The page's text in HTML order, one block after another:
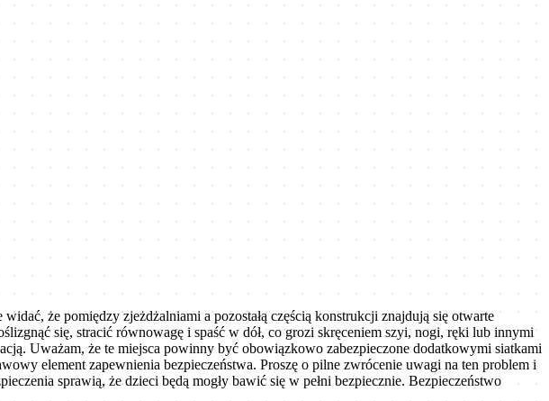
że pomiędzy zjeżdżalniami a pozostałą częścią konstrukcji znajdują się otwarte
się, stracić równowagę i spaść w dół, co grozi skręceniem szyi, nogi, ręki lub innymi
Uważam, że te miejsca powinny być obowiązkowo zabezpieczone dodatkowymi siatkami
element zapewnienia bezpieczeństwa. Proszę o pilne zwrócenie uwagi na ten problem i
sprawią, że dzieci będą mogły bawić się w pełni bezpiecznie. Bezpieczeństwo